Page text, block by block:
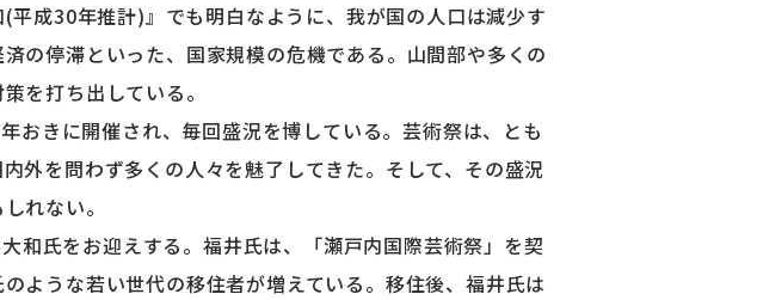
成30年推計)』でも明白なように、我が国の人口は減少す
の停滞といった、国家規模の危機である。山間部や多くの
を打ち出している。
おきに開催され、毎回盛況を博している。芸術祭は、とも
外を問わず多くの人々を魅了してきた。そして、その盛況
れない。
和氏をお迎えする。福井氏は、「瀬戸内国際芸術祭」を契
ような若い世代の移住者が増えている。移住後、福井氏は